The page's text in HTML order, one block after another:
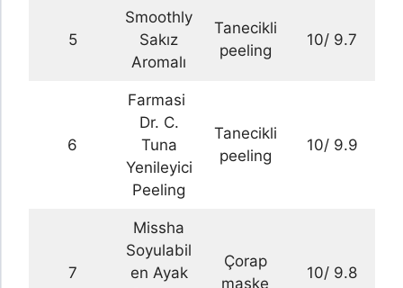
5
Smoothly
Sakız
Aromalı
Tanecikli
peeling
10/ 9.7
6
Farmasi
Dr. C.
Tuna
Yenileyici
Peeling
Tanecikli
peeling
10/ 9.9
7
Missha
Soyulabil
en Ayak
Çorap
maske
10/ 9.8